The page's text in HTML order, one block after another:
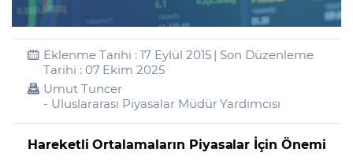
Eklenme Tarihi : 17 Eylül 2015 | Son Düzenleme
Tarihi : 07 Ekim 2025
Umut Tuncer
- Uluslararası Piyasalar Müdür Yardımcısı
Hareketli Ortalamaların Piyasalar İçin Önemi